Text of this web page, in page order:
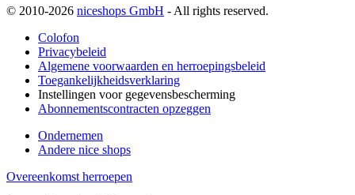
© 2010-2026 niceshops GmbH - All rights reserved.
Colofon
Privacybeleid
Algemene voorwaarden en herroepingsbeleid
Toegankelijkheidsverklaring
Instellingen voor gegevensbescherming
Abonnementscontracten opzeggen
Ondernemen
Andere nice shops
Overeenkomst herroepen